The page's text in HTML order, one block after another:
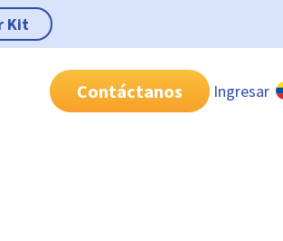
Kit
Contáctanos Ingresar